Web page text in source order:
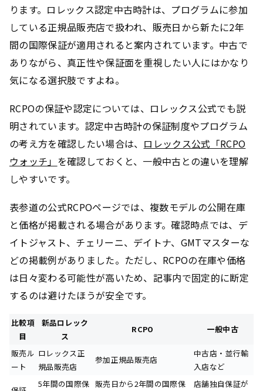
ります。ロレックス認定中古時計は、プログラムに参加
している正規品販売店で扱われ、販売日から新たに2年
間の国際保証が適用されると案内されています。中古で
ありながら、真正性や保証面を重視したい人にはかなり
気になる選択肢ですよね。
RCPOの保証や認定については、ロレックス公式でも説
明されています。認定中古時計の保証制度やプログラム
の考え方を確認したい場合は、 ロレックス公式「RCPO
ウォッチ」 を確認しておくと、一般中古との違いを理解
しやすいです。
表参道の公式RCPOページでは、複数モデルの公開在庫
と価格が掲載される場合があります。確認時点では、デ
イトジャスト、チェリーニ、デイトナ、GMTマスターな
どの掲載例がありました。ただし、RCPOの在庫や価格
は日々変わる可能性が高いため、記事内で固定的に断定
するのは避けたほうが安全です。
比較項
目
新品ロレック
ス
RCPO 一般中古
販売ル
ート
ロレックス正
規品販売店
参加正規品販売店
中古店・並行輸
入店など
5年間の国際保 販売日から2年間の国際保 店舗独自保証が